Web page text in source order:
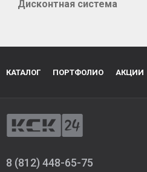
Дисконтная система
КАТАЛОГ ПОРТФОЛИО АКЦИИ
8 (812) 448-65-75